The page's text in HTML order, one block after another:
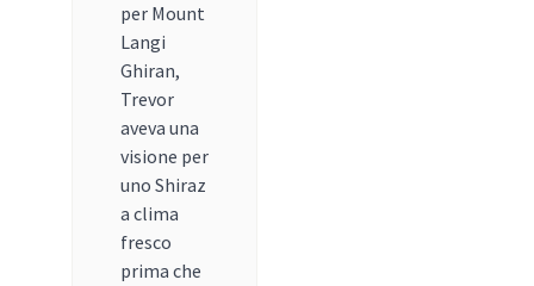
per Mount
Langi
Ghiran,
Trevor
aveva una
visione per
uno Shiraz
a clima
fresco
prima che